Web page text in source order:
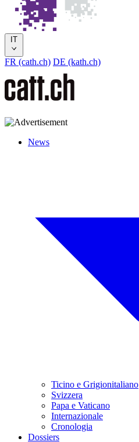
IT
FR (cath.ch) DE (kath.ch)
News
Ticino e Grigionitaliano
Svizzera
Papa e Vaticano
Internazionale
Cronologia
Dossiers